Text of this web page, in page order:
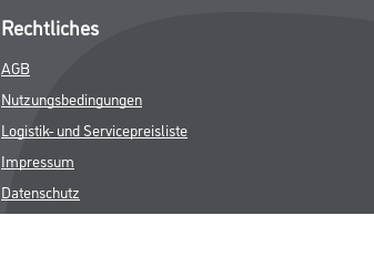
Rechtliches
AGB
Nutzungsbedingungen
Logistik- und Servicepreisliste
Impressum
Datenschutz